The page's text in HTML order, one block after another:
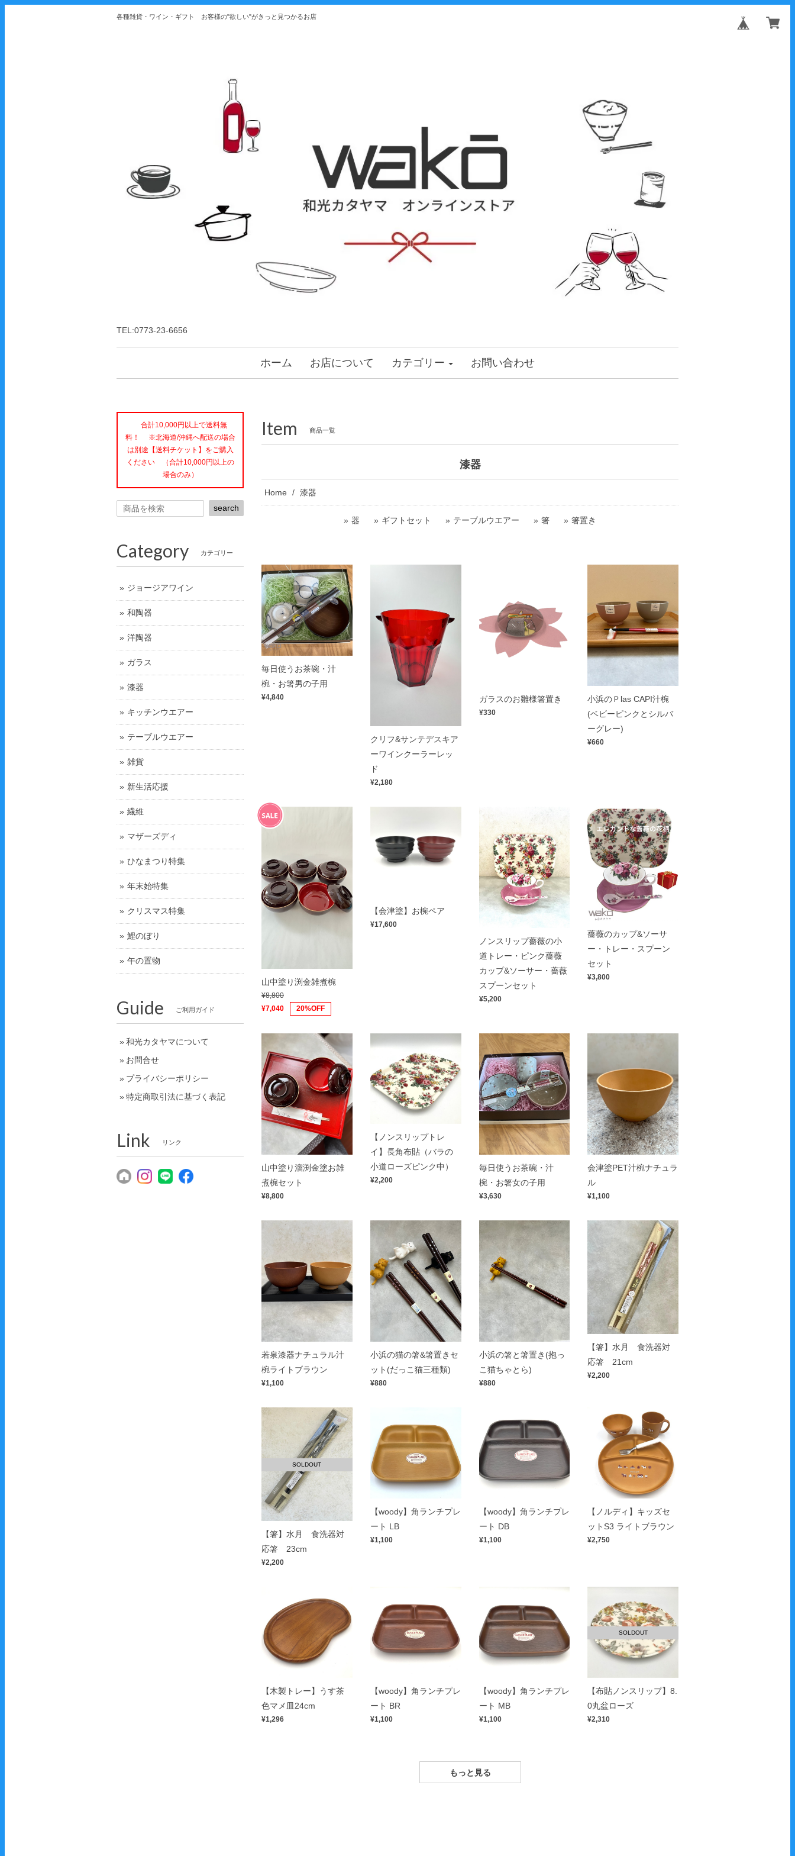
各種雑貨・ワイン・ギフト お客様の"欲しい"がきっと見つかるお店
TEL:0773-23-6656
ホーム お店について カテゴリー お問い合わせ
Item 商品一覧
漆器
Home 漆器
器 ギフトセット テーブルウエアー 箸 箸置き
毎日使うお茶碗・汁
椀・お箸男の子用
¥4,840
クリフ&サンテデスキア
ーワインクーラーレッ
ド
¥2,180
ガラスのお雛様箸置き
¥330
小浜のＰlas CAPI汁椀
(ベビーピンクとシルバ
ーグレー)
¥660
山中塗り渕金雑煮椀
¥8,800
¥7,040
20%OFF
【会津塗】お椀ペア
¥17,600
ノンスリップ薔薇の小
道トレー・ピンク薔薇
カップ&ソーサー・薔薇
スプーンセット
¥5,200
薔薇のカップ&ソーサ
ー・トレー・スプーン
セット
¥3,800
山中塗り溜渕金塗お雑
煮椀セット
¥8,800
【ノンスリップトレ
イ】長角布貼（バラの
小道ローズピンク中）
¥2,200
毎日使うお茶碗・汁
椀・お箸女の子用
¥3,630
会津塗PET汁椀ナチュラ
ル
¥1,100
若泉漆器ナチュラル汁
椀ライトブラウン
¥1,100
小浜の猫の箸&箸置きセ
ット(だっこ猫三種類)
¥880
小浜の箸と箸置き(抱っ
こ猫ちゃとら)
¥880
【箸】水月 食洗器対
応箸 21cm
¥2,200
SOLDOUT
【箸】水月 食洗器対
応箸 23cm
¥2,200
【woody】角ランチプレ
ート LB
¥1,100
【woody】角ランチプレ
ート DB
¥1,100
【ノルディ】キッズセ
ットS3 ライトブラウン
¥2,750
【木製トレー】うす茶
色マメ皿24cm
¥1,296
【woody】角ランチプレ
ート BR
¥1,100
【woody】角ランチプレ
ート MB
¥1,100
SOLDOUT
【布貼ノンスリップ】8.
0丸盆ローズ
¥2,310
もっと見る
合計10,000円以上で送料無
料！ ※北海道/沖縄へ配送の場合
は別途【送料チケット】をご購入
ください （合計10,000円以上の
場合のみ）
search
Category カテゴリー
ジョージアワイン
和陶器
洋陶器
ガラス
漆器
キッチンウエアー
テーブルウエアー
雑貨
新生活応援
繊維
マザーズディ
ひなまつり特集
年末始特集
クリスマス特集
鯉のぼり
午の置物
Guide ご利用ガイド
和光カタヤマについて
お問合せ
プライバシーポリシー
特定商取引法に基づく表記
Link リンク